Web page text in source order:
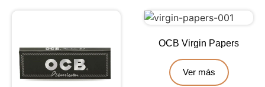
OCB Virgin Papers
Ver más